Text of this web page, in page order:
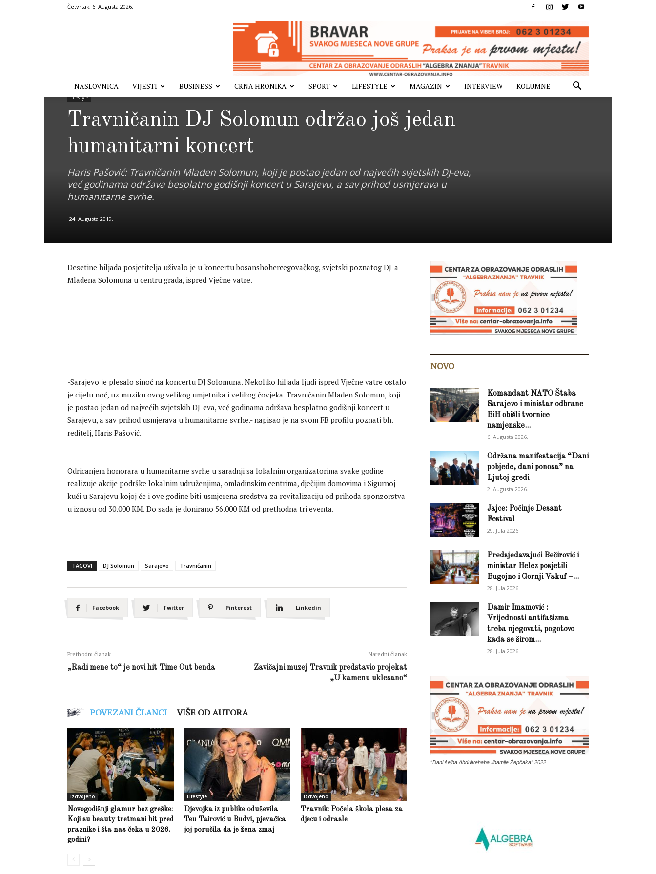
Četvrtak, 6. Augusta 2026.
NASLOVNICA VIJESTI BUSINESS CRNA HRONIKA SPORT LIFESTYLE MAGAZIN INTERVIEW KOLUMNE
Lifestyle
Travničanin DJ Solomun održao još jedan
humanitarni koncert
Haris Pašović: Travničanin Mladen Solomun, koji je postao jedan od najvećih svjetskih DJ-eva,
već godinama održava besplatno godišnji koncert u Sarajevu, a sav prihod usmjerava u
humanitarne svrhe.
24. Augusta 2019.
Desetine hiljada posjetitelja uživalo je u koncertu bosanshohercegovačkog, svjetski poznatog DJ-a
Mladena Solomuna u centru grada, ispred Vječne vatre.
-Sarajevo je plesalo sinoć na koncertu DJ Solomuna. Nekoliko hiljada ljudi ispred Vječne vatre ostalo
je cijelu noć, uz muziku ovog velikog umjetnika i velikog čovjeka. Travničanin Mladen Solomun, koji
je postao jedan od najvećih svjetskih DJ-eva, već godinama održava besplatno godišnji koncert u
Sarajevu, a sav prihod usmjerava u humanitarne svrhe.- napisao je na svom FB profilu poznati bh.
reditelj, Haris Pašović.
Odricanjem honorara u humanitarne svrhe u saradnji sa lokalnim organizatorima svake godine
realizuje akcije podrške lokalnim udruženjima, omladinskim centrima, dječijim domovima i Sigurnoj
kući u Sarajevu kojoj će i ove godine biti usmjerena sredstva za revitalizaciju od prihoda sponzorstva
u iznosu od 30.000 KM. Do sada je donirano 56.000 KM od prethodna tri eventa.
TAGOVI DJ Solomun Sarajevo Travničanin
Facebook Twitter Pinterest Linkedin
Prethodni članak
„Radi mene to“ je novi hit Time Out benda
Naredni članak
Zavičajni muzej Travnik predstavio projekat
„U kamenu uklesano“
POVEZANI ČLANCI VIŠE OD AUTORA
Izdvojeno
Novogodišnji glamur bez greške:
Koji su beauty tretmani hit pred
praznike i šta nas čeka u 2026.
godini?
Lifestyle
Djevojka iz publike oduševila
Teu Tairović u Budvi, pjevačica
joj poručila da je žena zmaj
Izdvojeno
Travnik: Počela škola plesa za
djecu i odrasle
NOVO
Komandant NATO Štaba
Sarajevo i ministar odbrane
BiH obišli tvornice
namjenske...
6. Augusta 2026.
Održana manifestacija “Dani
pobjede, dani ponosa” na
Ljutoj gredi
2. Augusta 2026.
Jajce: Počinje Desant
Festival
29. Jula 2026.
Predsjedavajući Bečirović i
ministar Helez posjetili
Bugojno i Gornji Vakuf –...
28. Jula 2026.
Damir Imamović :
Vrijednosti antifašizma
treba njegovati, pogotovo
kada se širom...
28. Jula 2026.
“Dani šejha Abdulvehaba Ilhamije Žepčaka” 2022